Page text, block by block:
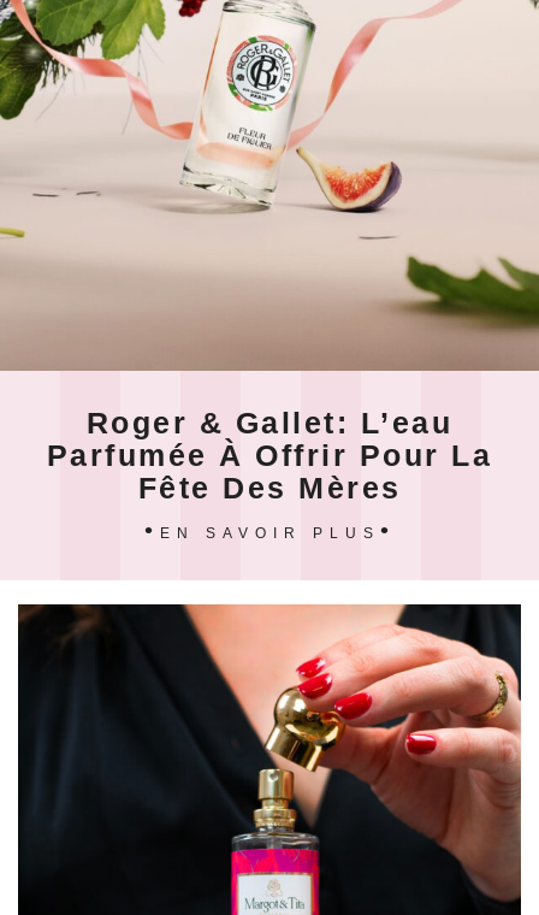
Roger & Gallet: L’eau
Parfumée À Offrir Pour La
Fête Des Mères
EN SAVOIR PLUS